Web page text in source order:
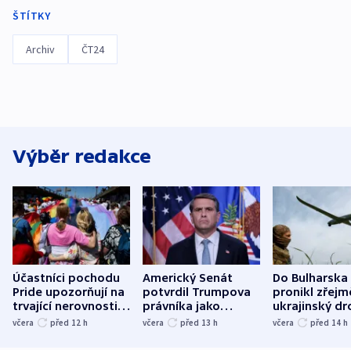
ŠTÍTKY
Archiv ČT24
Výběr redakce
Účastníci pochodu
Pride upozorňují na
trvající nerovnosti i
společenskou
včera před 12 h
Americký Senát
potvrdil Trumpova
právníka jako
ministra
včera před 13 h
Do Bulharska
pronikl
ukrajinský
explodoval
včera před 14 h